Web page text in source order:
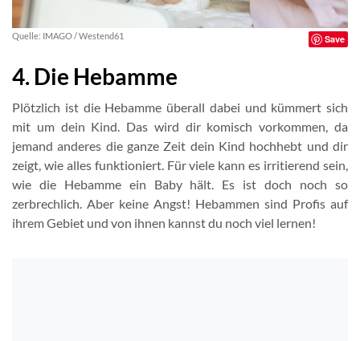
Quelle: IMAGO / Westend61 Save
4. Die Hebamme
Plötzlich ist die Hebamme überall dabei und kümmert sich
mit um dein Kind. Das wird dir komisch vorkommen, da
jemand anderes die ganze Zeit dein Kind hochhebt und dir
zeigt, wie alles funktioniert. Für viele kann es irritierend sein,
wie die Hebamme ein Baby hält. Es ist doch noch so
zerbrechlich. Aber keine Angst! Hebammen sind Profis auf
ihrem Gebiet und von ihnen kannst du noch viel lernen!